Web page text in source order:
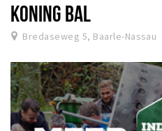
KONING BAL
Bredaseweg 5, Baarle-Nassau